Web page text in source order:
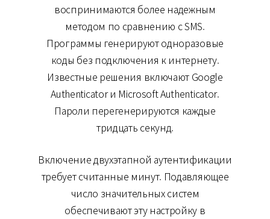
воспринимаются более надежным
методом по сравнению с SMS.
Программы генерируют одноразовые
коды без подключения к интернету.
Известные решения включают Google
Authenticator и Microsoft Authenticator.
Пароли перегенерируются каждые
тридцать секунд.
Включение двухэтапной аутентификации
требует считанные минут. Подавляющее
число значительных систем
обеспечивают эту настройку в